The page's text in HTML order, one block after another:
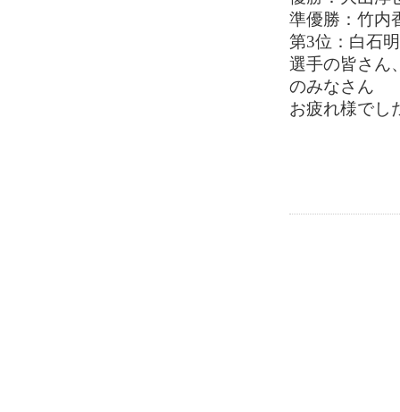
準優勝：竹内
第3位：白石
選手の皆さん
のみなさん
お疲れ様でし